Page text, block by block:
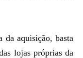
da aquisição, basta
lojas próprias da